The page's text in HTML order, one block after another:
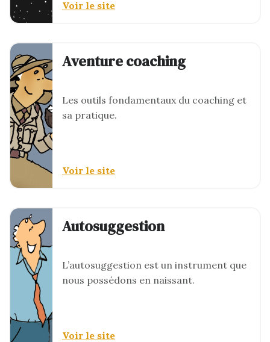
Voir le site
Aventure coaching
Les outils fondamentaux du coaching et
sa pratique.
Voir le site
Autosuggestion
L’autosuggestion est un instrument que
nous possédons en naissant.
Voir le site